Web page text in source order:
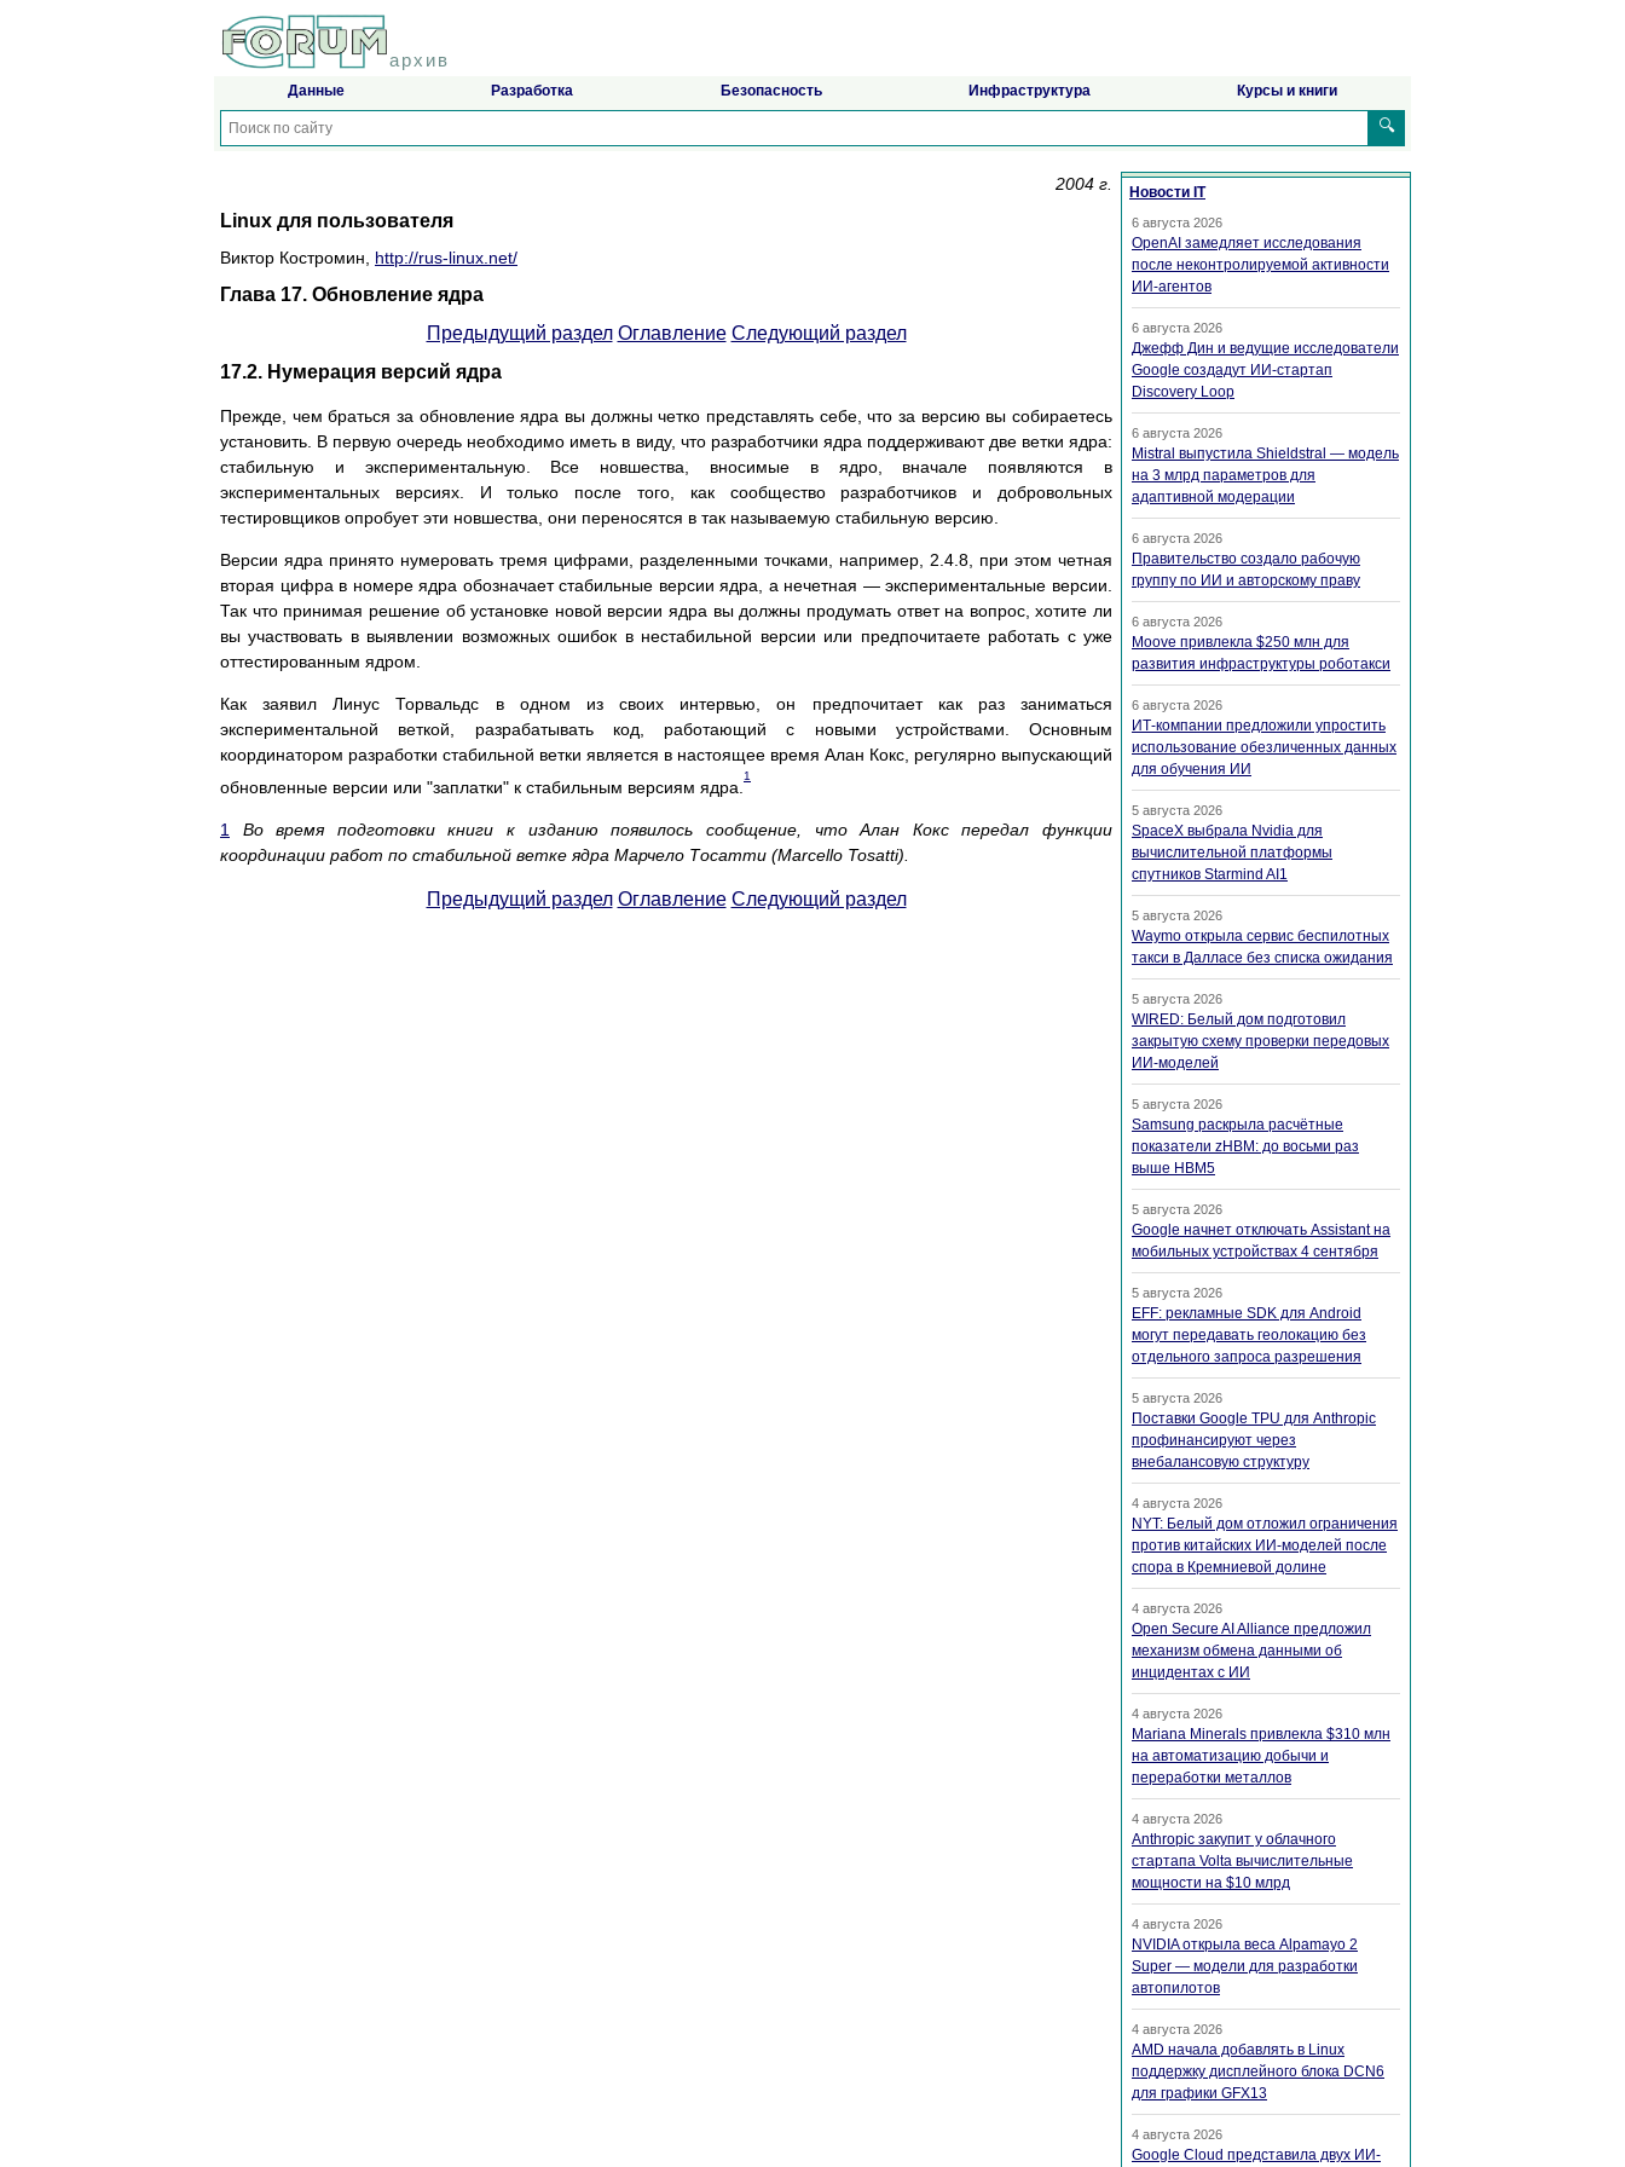
архив
Данные Разработка Безопасность Инфраструктура Курсы и книги
🔍
2004 г.
Linux для пользователя
Виктор Костромин, http://rus-linux.net/
Глава 17. Обновление ядра
Предыдущий раздел Оглавление Следующий раздел
17.2. Нумерация версий ядра
Прежде, чем браться за обновление ядра вы должны четко представлять себе, что за версию вы собираетесь
установить. В первую очередь необходимо иметь в виду, что разработчики ядра поддерживают две ветки ядра:
стабильную и экспериментальную. Все новшества, вносимые в ядро, вначале появляются в
экспериментальных версиях. И только после того, как сообщество разработчиков и добровольных
тестировщиков опробует эти новшества, они переносятся в так называемую стабильную версию.
Версии ядра принято нумеровать тремя цифрами, разделенными точками, например, 2.4.8, при этом четная
вторая цифра в номере ядра обозначает стабильные версии ядра, а нечетная — экспериментальные версии.
Так что принимая решение об установке новой версии ядра вы должны продумать ответ на вопрос, хотите ли
вы участвовать в выявлении возможных ошибок в нестабильной версии или предпочитаете работать с уже
оттестированным ядром.
Как заявил Линус Торвальдс в одном из своих интервью, он предпочитает как раз заниматься
экспериментальной веткой, разрабатывать код, работающий с новыми устройствами. Основным
координатором разработки стабильной ветки является в настоящее время Алан Кокс, регулярно выпускающий
обновленные версии или "заплатки" к стабильным версиям ядра.
1
1
Во время подготовки книги к изданию появилось сообщение, что Алан Кокс передал функции
координации работ по стабильной ветке ядра Марчело Тосатти (Marcello Tosatti).
Предыдущий раздел Оглавление Следующий раздел
Новости IT
6 августа 2026
OpenAI замедляет исследования
после неконтролируемой активности
ИИ-агентов
6 августа 2026
Джефф Дин и ведущие исследователи
Google создадут ИИ-стартап
Discovery Loop
6 августа 2026
Mistral выпустила Shieldstral — модель
на 3 млрд параметров для
адаптивной модерации
6 августа 2026
Правительство создало рабочую
группу по ИИ и авторскому праву
6 августа 2026
Moove привлекла $250 млн для
развития инфраструктуры роботакси
6 августа 2026
ИТ-компании предложили упростить
использование обезличенных данных
для обучения ИИ
5 августа 2026
SpaceX выбрала Nvidia для
вычислительной платформы
спутников Starmind AI1
5 августа 2026
Waymo открыла сервис беспилотных
такси в Далласе без списка ожидания
5 августа 2026
WIRED: Белый дом подготовил
закрытую схему проверки передовых
ИИ-моделей
5 августа 2026
Samsung раскрыла расчётные
показатели zHBM: до восьми раз
выше HBM5
5 августа 2026
Google начнет отключать Assistant на
мобильных устройствах 4 сентября
5 августа 2026
EFF: рекламные SDK для Android
могут передавать геолокацию без
отдельного запроса разрешения
5 августа 2026
Поставки Google TPU для Anthropic
профинансируют через
внебалансовую структуру
4 августа 2026
NYT: Белый дом отложил ограничения
против китайских ИИ-моделей после
спора в Кремниевой долине
4 августа 2026
Open Secure AI Alliance предложил
механизм обмена данными об
инцидентах с ИИ
4 августа 2026
Mariana Minerals привлекла $310 млн
на автоматизацию добычи и
переработки металлов
4 августа 2026
Anthropic закупит у облачного
стартапа Volta вычислительные
мощности на $10 млрд
4 августа 2026
NVIDIA открыла веса Alpamayo 2
Super — модели для разработки
автопилотов
4 августа 2026
AMD начала добавлять в Linux
поддержку дисплейного блока DCN6
для графики GFX13
4 августа 2026
Google Cloud представила двух ИИ-